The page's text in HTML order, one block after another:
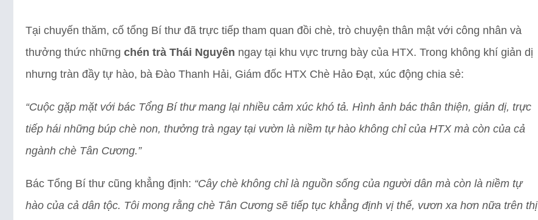
Tại chuyến thăm, cố tổng Bí thư đã trực tiếp tham quan đồi chè, trò chuyện thân mật với công nhân và
thưởng thức những chén trà Thái Nguyên ngay tại khu vực trưng bày của HTX. Trong không khí giản dị
nhưng tràn đầy tự hào, bà Đào Thanh Hải, Giám đốc HTX Chè Hảo Đạt, xúc động chia sẻ:
“Cuộc gặp mặt với bác Tổng Bí thư mang lại nhiều cảm xúc khó tả. Hình ảnh bác thân thiện, giản dị, trực
tiếp hái những búp chè non, thưởng trà ngay tại vườn là niềm tự hào không chỉ của HTX mà còn của cả
ngành chè Tân Cương.”
Bác Tổng Bí thư cũng khẳng định: “Cây chè không chỉ là nguồn sống của người dân mà còn là niềm tự
hào của cả dân tộc. Tôi mong rằng chè Tân Cương sẽ tiếp tục khẳng định vị thế, vươn xa hơn nữa trên thị